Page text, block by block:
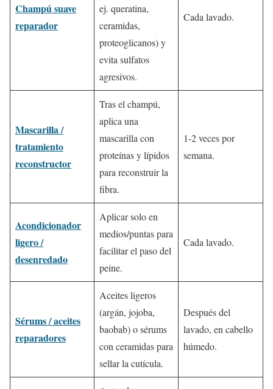
Champú suave
reparador
ej. queratina,
ceramidas,
proteoglicanos) y
evita sulfatos
agresivos.
Cada lavado.
Mascarilla /
tratamiento
reconstructor
Tras el champú,
aplica una
mascarilla con
proteínas y lípidos
para reconstruir la
fibra.
1-2 veces por
semana.
Acondicionador
ligero /
desenredado
Aplicar solo en
medios/puntas para
facilitar el paso del
peine.
Cada lavado.
Sérums / aceites
reparadores
Aceites ligeros
(argán, jojoba,
baobab) o sérums
con ceramidas para
sellar la cutícula.
Después del
lavado, en cabello
húmedo.